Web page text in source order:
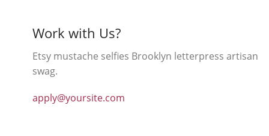
Work with Us?
Etsy mustache selfies Brooklyn letterpress artisan
swag.
apply@yoursite.com